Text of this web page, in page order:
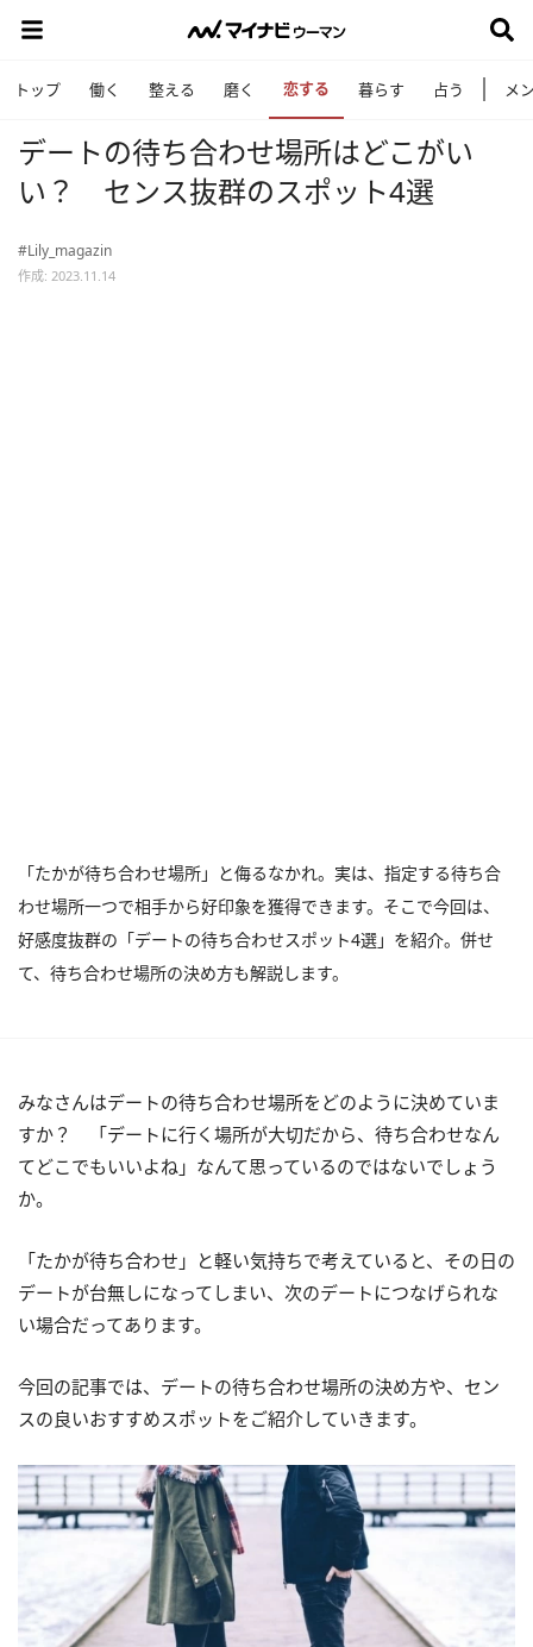
トップ 働く 整える 磨く 恋する 暮らす 占う メ
デートの待ち合わせ場所はどこがい
い？ センス抜群のスポット4選
#Lily_magazin
作成: 2023.11.14
「たかが待ち合わせ場所」と侮るなかれ。実は、指定する待ち合
わせ場所一つで相手から好印象を獲得できます。そこで今回は、
好感度抜群の「デートの待ち合わせスポット4選」を紹介。併せ
て、待ち合わせ場所の決め方も解説します。
みなさんはデートの待ち合わせ場所をどのように決めていま
すか？ 「デートに行く場所が大切だから、待ち合わせなん
てどこでもいいよね」なんて思っているのではないでしょう
か。
「たかが待ち合わせ」と軽い気持ちで考えていると、その日の
デートが台無しになってしまい、次のデートにつなげられな
い場合だってあります。
今回の記事では、デートの待ち合わせ場所の決め方や、セン
スの良いおすすめスポットをご紹介していきます。